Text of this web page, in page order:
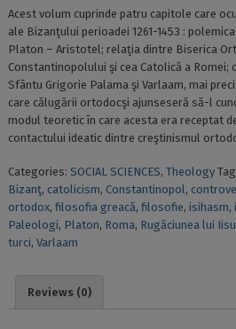
Acest volum cuprinde patru capitole care
ale Bizanţului perioadei 1261-1453 :
Platon – Aristotel; relaţia dintre Biserica
Constantinopolului şi cea Catolică a
Sfântu Grigorie Palama şi Varlaam, mai
care călugării ortodocşi ajunseseră să-l
modul teoretic în care acesta era receptat
contactului ideatic dintre creştinismul
Categories: SOCIAL SCIENCES, Theology
Bizanţ, catolicism, Constantinopol,
ortodox, filosofia greacă, filosofie, isihasm,
Paleologi, Platon, Roma, Rugăciunea lui
turci, Varlaam
Reviews (0)